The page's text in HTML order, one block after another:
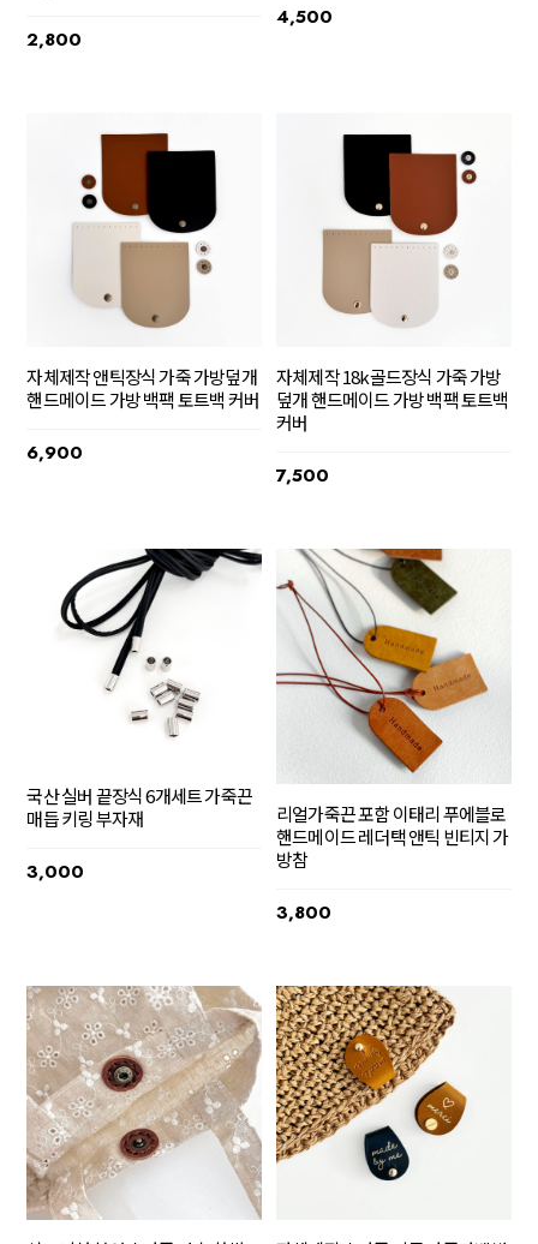
2,800
4,500
자체제작 앤틱장식 가죽 가방덮개
핸드메이드 가방 백팩 토트백 커버
6,900
자체제작 18k골드장식 가죽 가방
덮개 핸드메이드 가방 백팩 토트백
커버
7,500
국산 실버 끝장식 6개세트 가죽끈
매듭 키링 부자재
3,000
리얼가죽끈 포함 이태리 푸에블로
핸드메이드 레더택 앤틱 빈티지 가
방참
3,800